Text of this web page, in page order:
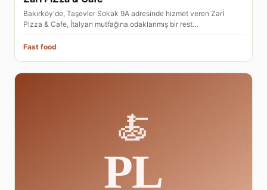
Bakırköy'de, Taşevler Sokak 9A adresinde hizmet veren Zarİ
Pizza & Cafe, İtalyan mutfağına odaklanmış bir rest…
Fast food